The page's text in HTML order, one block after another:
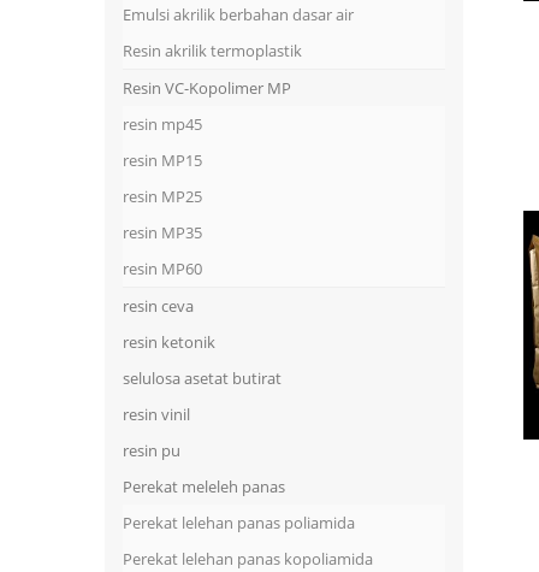
Emulsi akrilik berbahan dasar air
Resin akrilik termoplastik
Resin VC-Kopolimer MP
resin mp45
resin MP15
resin MP25
resin MP35
resin MP60
resin ceva
resin ketonik
selulosa asetat butirat
resin vinil
resin pu
Perekat meleleh panas
Perekat lelehan panas poliamida
Perekat lelehan panas kopoliamida